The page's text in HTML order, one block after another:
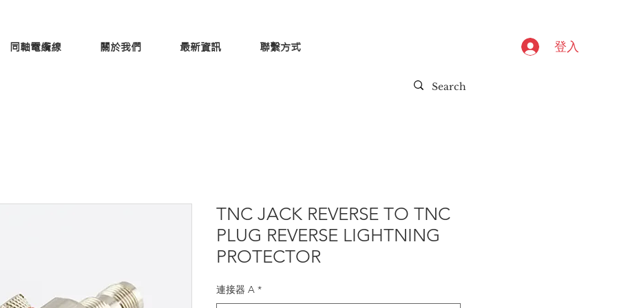
同軸電纜線 關於我們 最新資訊 聯繫方式 登入
TNC JACK REVERSE TO TNC
PLUG REVERSE LIGHTNING
PROTECTOR
連接器 A *